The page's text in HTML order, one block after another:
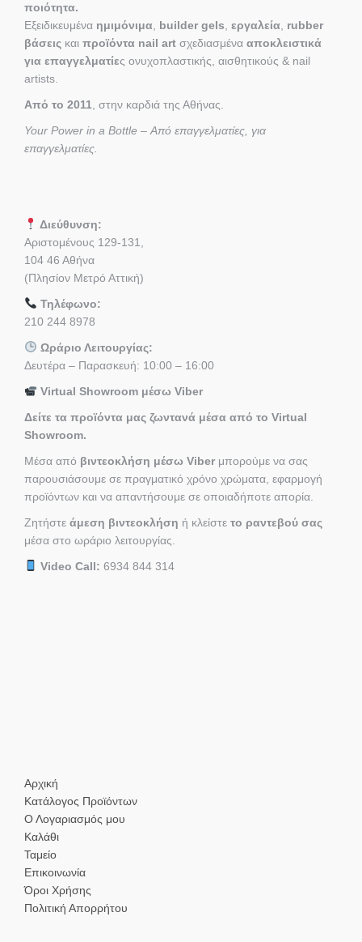
ποιότητα.
Εξειδικευμένα ημιμόνιμα builder gels εργαλεία rubber
βάσεις και προϊόντα nail art σχεδιασμένα αποκλειστικά
για επαγγελματίες ονυχοπλαστικής, αισθητικούς & nail
artists.
Από το 2011 , στην καρδιά της Αθήνας.
Your Power in a Bottle – Από επαγγελματίες, για
επαγγελματίες.
Διεύθυνση:
Αριστομένους 129-131,
104 46 Αθήνα
(Πλησίον Μετρό Αττική)
Τηλέφωνο:
210 244 8978
Ωράριο Λειτουργίας:
Δευτέρα – Παρασκευή: 10:00 – 16:00
Virtual Showroom μέσω Viber
Δείτε τα προϊόντα μας ζωντανά μέσα από το Virtual
Showroom.
Μέσα από βιντεοκλήση μέσω Viber μπορούμε να σας
παρουσιάσουμε σε πραγματικό χρόνο χρώματα, εφαρμογή
προϊόντων και να απαντήσουμε σε οποιαδήποτε απορία.
Ζητήστε άμεση βιντεοκλήση ή κλείστε το ραντεβού σας
μέσα στο ωράριο λειτουργίας.
Video Call: 6934 844 314
Αρχική
Κατάλογος Προϊόντων
Ο Λογαριασμός μου
Καλάθι
Ταμείο
Επικοινωνία
Όροι Χρήσης
Πολιτική Απορρήτου